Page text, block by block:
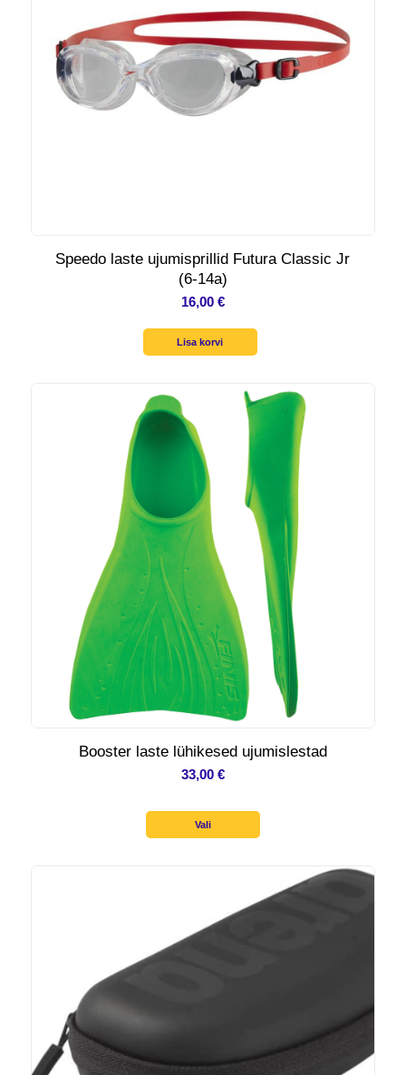
Speedo laste ujumisprillid Futura Classic Jr
(6-14a)
16,00 €
Lisa korvi
Booster laste lühikesed ujumislestad
33,00 €
Vali